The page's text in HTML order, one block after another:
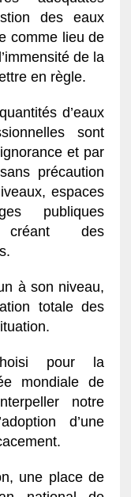
des eaux
comme lieu de
de la
en règle.
d’eaux
sont
et par
précaution
espaces
publiques
créant des
à son niveau,
totale des
pour la
mondiale de
notre
d’une
une place de